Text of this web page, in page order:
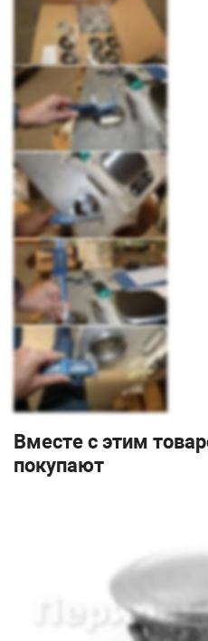
Вместе с этим
покупают